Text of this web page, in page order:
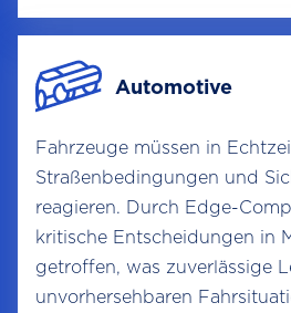
Automotive
Fahrzeuge müssen in
Straßenbedingungen und
reagieren. Durch Edge-
kritische Entscheidungen in
getroffen, was zuverlässige
unvorhersehbaren